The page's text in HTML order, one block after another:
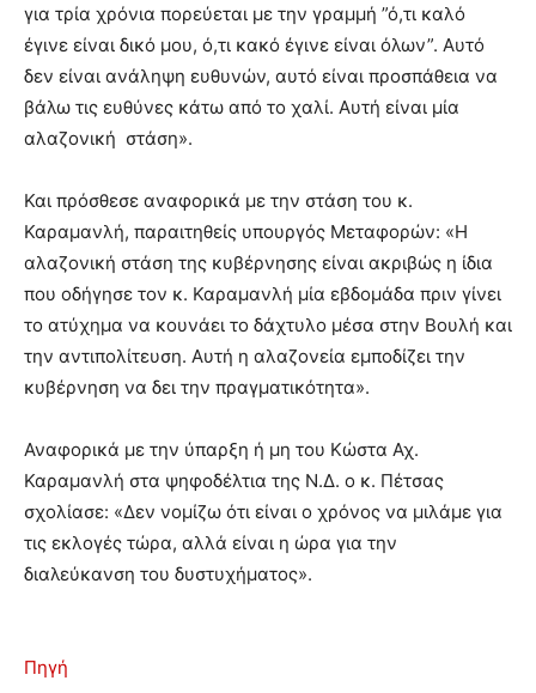
για τρία χρόνια πορεύεται με την γραμμή ”ό,τι καλό
έγινε είναι δικό μου, ό,τι κακό έγινε είναι όλων”. Αυτό
δεν είναι ανάληψη ευθυνών, αυτό είναι προσπάθεια να
βάλω τις ευθύνες κάτω από το χαλί. Αυτή είναι μία
αλαζονική στάση».
Και πρόσθεσε αναφορικά με την στάση του κ.
Καραμανλή, παραιτηθείς υπουργός Μεταφορών: «Η
αλαζονική στάση της κυβέρνησης είναι ακριβώς η ίδια
που οδήγησε τον κ. Καραμανλή μία εβδομάδα πριν γίνει
το ατύχημα να κουνάει το δάχτυλο μέσα στην Βουλή και
την αντιπολίτευση. Αυτή η αλαζονεία εμποδίζει την
κυβέρνηση να δει την πραγματικότητα».
Αναφορικά με την ύπαρξη ή μη του Κώστα Αχ.
Καραμανλή στα ψηφοδέλτια της Ν.Δ. ο κ. Πέτσας
σχολίασε: «Δεν νομίζω ότι είναι ο χρόνος να μιλάμε για
τις εκλογές τώρα, αλλά είναι η ώρα για την
διαλεύκανση του δυστυχήματος».
Πηγή